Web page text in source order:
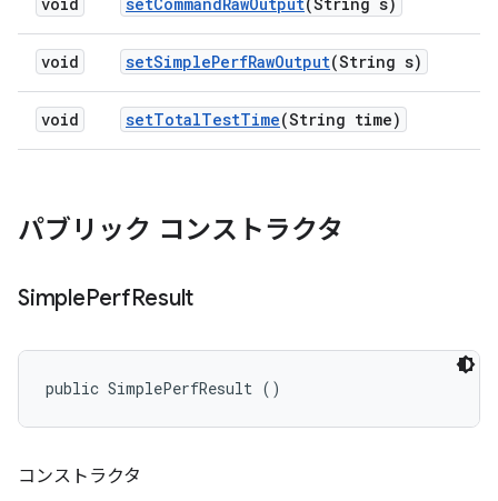
void setSimplePerfRawOutput(String s)
void setTotalTestTime(String time)
パブリック コンストラクタ
SimplePerfResult
public SimplePerfResult ()
コンストラクタ